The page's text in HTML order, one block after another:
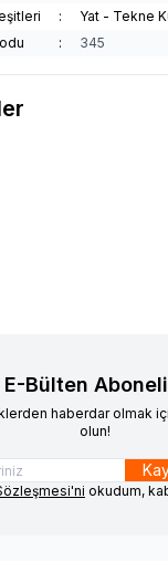
:
Yat - Tekne
: 345
E-Bülten
haberdar olmak
olun!
okudum,